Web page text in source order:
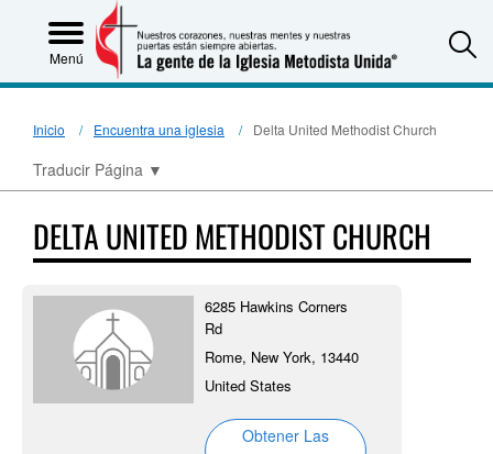
Menú
Inicio Encuentra una iglesia Delta United Methodist Church
Traducir Página ▼
DELTA UNITED METHODIST CHURCH
6285 Hawkins Corners
Rd
Rome, New York, 13440
United States
Obtener Las